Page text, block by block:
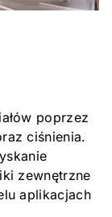
poprzez
ciśnienia.
zewnętrzne
aplikacjach